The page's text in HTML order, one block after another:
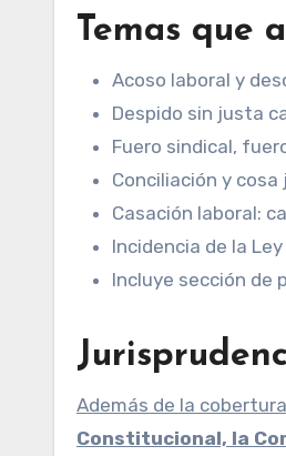
Temas que
Acoso laboral y
Despido sin justa
Fuero sindical,
Conciliación y cosa
Casación laboral:
Incidencia de la
Incluye sección de
Además de la
Constitucional, la